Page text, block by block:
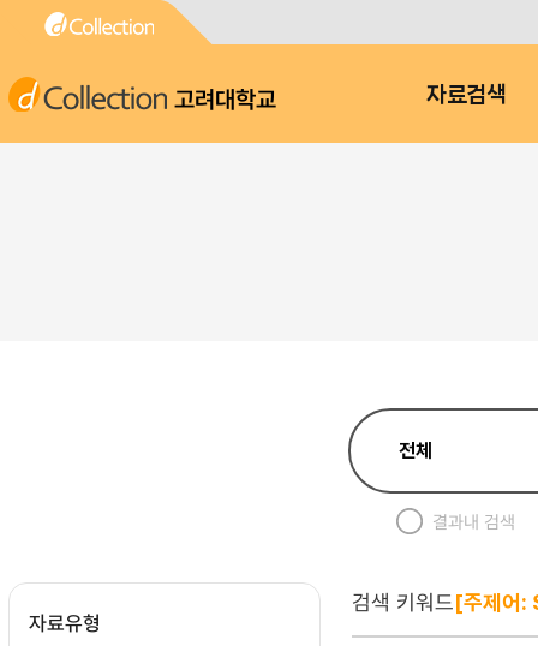
고려대학교 자료검색
결과내 검색
자료유형
검색 키워드[주제